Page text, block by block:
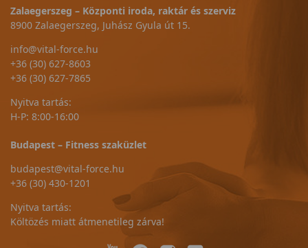
Zalaegerszeg – Központi iroda, raktár és szerviz
8900 Zalaegerszeg, Juhász Gyula út 15.
info@vital-force.hu
+36 (30) 627-8603
+36 (30) 627-7865
Nyitva tartás:
H-P: 8:00-16:00
Budapest – Fitness szaküzlet
budapest@vital-force.hu
+36 (30) 430-1201
Nyitva tartás:
Költözés miatt átmenetileg zárva!